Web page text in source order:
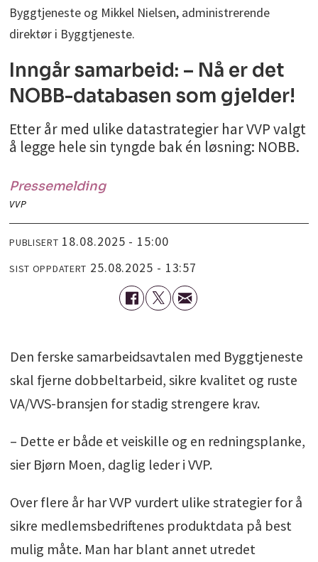
Byggtjeneste og Mikkel Nielsen, administrerende
direktør i Byggtjeneste.
Inngår samarbeid: – Nå er det
NOBB-databasen som gjelder!
Etter år med ulike datastrategier har VVP valgt
å legge hele sin tyngde bak én løsning: NOBB.
Pressemelding
VVP
PUBLISERT 18.08.2025 - 15:00
SIST OPPDATERT 25.08.2025 - 13:57
Den ferske samarbeidsavtalen med Byggtjeneste
skal fjerne dobbeltarbeid, sikre kvalitet og ruste
VA/VVS-bransjen for stadig strengere krav.
– Dette er både et veiskille og en redningsplanke,
sier Bjørn Moen, daglig leder i VVP.
Over flere år har VVP vurdert ulike strategier for å
sikre medlemsbedriftenes produktdata på best
mulig måte. Man har blant annet utredet